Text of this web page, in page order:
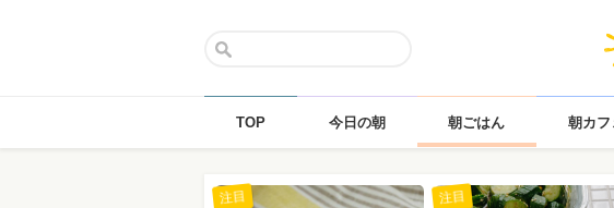
TOP 今日の朝 朝ごはん 朝カフ
注目 注目